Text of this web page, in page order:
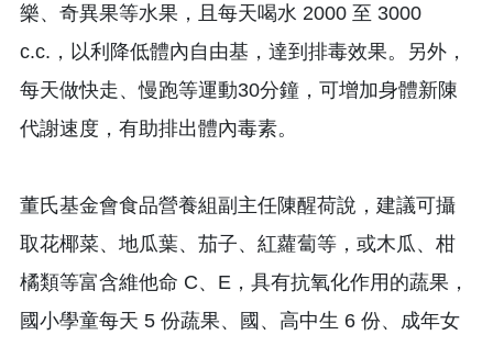
樂、奇異果等水果，且每天喝水 2000 至 3000
c.c.，以利降低體內自由基，達到排毒效果。另外，
每天做快走、慢跑等運動30分鐘，可增加身體新陳
代謝速度，有助排出體內毒素。
董氏基金會食品營養組副主任陳醒荷說，建議可攝
取花椰菜、地瓜葉、茄子、紅蘿蔔等，或木瓜、柑
橘類等富含維他命 C、E，具有抗氧化作用的蔬果，
國小學童每天 5 份蔬果、國、高中生 6 份、成年女